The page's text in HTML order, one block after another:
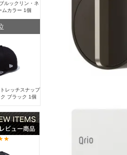
ルックリン・ネ
ムカラー 1個
レッチスナップ
ブラック 1個